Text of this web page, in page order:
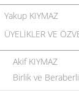
Yakup KIYMAZ
ÜYELİKLER VE
Akif KIYMAZ
Birlik ve